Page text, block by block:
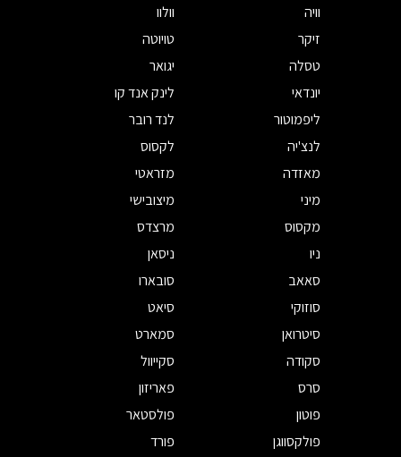
וויה
וולוו
זיקר
טויוטה
טסלה
יגואר
יונדאי
לינק אנד קו
ליפמוטור
לנד רובר
לנצ'יה
לקסוס
מאזדה
מזראטי
מיני
מיצובישי
מקסוס
מרצדס
ניו
ניסאן
סאאב
סובארו
סוזוקי
סיאט
סיטרואן
סמארט
סקודה
סקייוול
סרס
פאריזון
פוטון
פולסטאר
פולקסווגן
פורד